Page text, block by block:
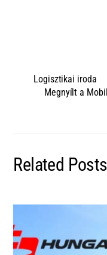
Logisztikai iroda
Megnyílt a
Related Posts